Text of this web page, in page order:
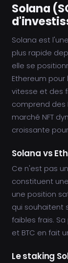
Solana
Solana est
plus rapide
elle se
Ethereum
vitesse et des
comprend des
marché NFT
croissante
Solana vs
Ce n'est pas
constituent
une position
qui souhaitent
faibles frais.
et BTC en fait
Le staking